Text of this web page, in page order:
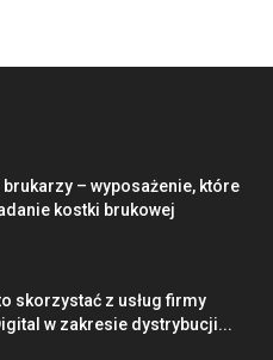
– wyposażenie, które
kostki brukowej
skorzystać z usług firmy
w zakresie dystrybucji...